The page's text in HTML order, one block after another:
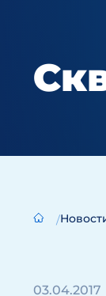
03.04.2017